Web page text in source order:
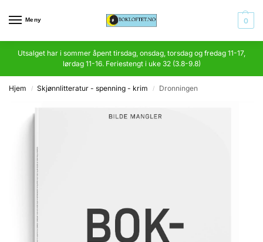
Meny 0
Utsalget har i sommer åpent tirsdag, onsdag, torsdag og fredag 11-17,
lørdag 11-16. Feriestengt i uke 32 (3.8-9.8)
Hjem / Skjønnlitteratur - spenning - krim / Dronningen